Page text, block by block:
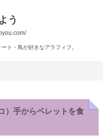
う
ト・鳥が好きなアラフィフ。
）手からペレットを食